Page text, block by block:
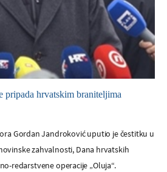
pripada hrvatskim braniteljima
Gordan Jandroković uputio je čestitku u
zahvalnosti, Dana hrvatskih
redarstvene operacije „Oluja“.